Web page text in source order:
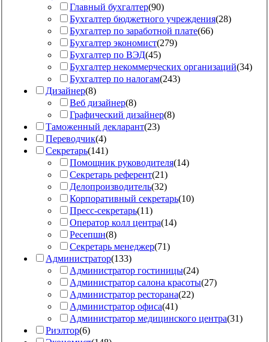
Главный бухгалтер(90)
Бухгалтер бюджетного учреждения(28)
Бухгалтер по заработной плате(66)
Бухгалтер экономист(279)
Бухгалтер по ВЭД(45)
Бухгалтер некоммерческих организаций(34)
Бухгалтер по налогам(243)
Дизайнер(8)
Веб дизайнер(8)
Графический дизайнер(8)
Таможенный декларант(23)
Переводчик(4)
Секретарь(141)
Помощник руководителя(14)
Секретарь референт(21)
Делопроизводитель(32)
Корпоративный секретарь(10)
Пресс-секретарь(11)
Оператор колл центра(14)
Ресепшн(8)
Секретарь менеджер(71)
Администратор(133)
Администратор гостиницы(24)
Администратор салона красоты(27)
Администратор ресторана(22)
Администратор офиса(41)
Администратор медицинского центра(31)
Риэлтор(6)